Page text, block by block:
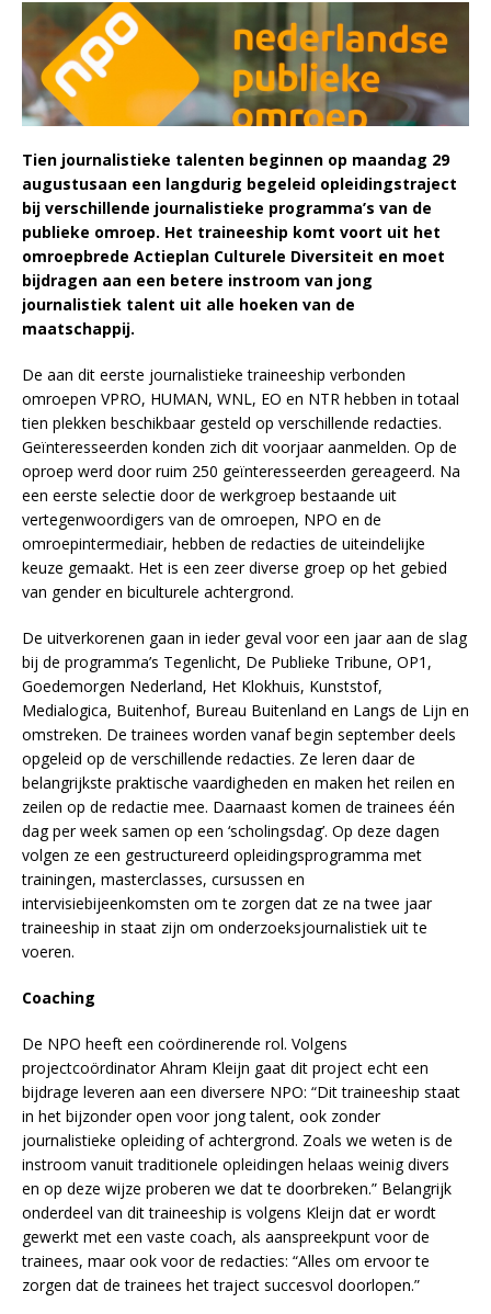
Tien journalistieke talenten beginnen op maandag 29
augustusaan een langdurig begeleid opleidingstraject
bij verschillende journalistieke programma’s van de
publieke omroep. Het traineeship komt voort uit het
omroepbrede Actieplan Culturele Diversiteit en moet
bijdragen aan een betere instroom van jong
journalistiek talent uit alle hoeken van de
maatschappij.
De aan dit eerste journalistieke traineeship verbonden
omroepen VPRO, HUMAN, WNL, EO en NTR hebben in totaal
tien plekken beschikbaar gesteld op verschillende redacties.
Geïnteresseerden konden zich dit voorjaar aanmelden. Op de
oproep werd door ruim 250 geïnteresseerden gereageerd. Na
een eerste selectie door de werkgroep bestaande uit
vertegenwoordigers van de omroepen, NPO en de
omroepintermediair, hebben de redacties de uiteindelijke
keuze gemaakt. Het is een zeer diverse groep op het gebied
van gender en biculturele achtergrond.
De uitverkorenen gaan in ieder geval voor een jaar aan de slag
bij de programma’s Tegenlicht, De Publieke Tribune, OP1,
Goedemorgen Nederland, Het Klokhuis, Kunststof,
Medialogica, Buitenhof, Bureau Buitenland en Langs de Lijn en
omstreken. De trainees worden vanaf begin september deels
opgeleid op de verschillende redacties. Ze leren daar de
belangrijkste praktische vaardigheden en maken het reilen en
zeilen op de redactie mee. Daarnaast komen de trainees één
dag per week samen op een ‘scholingsdag’. Op deze dagen
volgen ze een gestructureerd opleidingsprogramma met
trainingen, masterclasses, cursussen en
intervisiebijeenkomsten om te zorgen dat ze na twee jaar
traineeship in staat zijn om onderzoeksjournalistiek uit te
voeren.
Coaching
De NPO heeft een coördinerende rol. Volgens
projectcoördinator Ahram Kleijn gaat dit project echt een
bijdrage leveren aan een diversere NPO: “Dit traineeship staat
in het bijzonder open voor jong talent, ook zonder
journalistieke opleiding of achtergrond. Zoals we weten is de
instroom vanuit traditionele opleidingen helaas weinig divers
en op deze wijze proberen we dat te doorbreken.” Belangrijk
onderdeel van dit traineeship is volgens Kleijn dat er wordt
gewerkt met een vaste coach, als aanspreekpunt voor de
trainees, maar ook voor de redacties: “Alles om ervoor te
zorgen dat de trainees het traject succesvol doorlopen.”